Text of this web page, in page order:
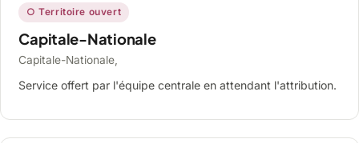
○ Territoire ouvert
Capitale-Nationale
Capitale-Nationale,
Service offert par l'équipe centrale en attendant l'attribution.